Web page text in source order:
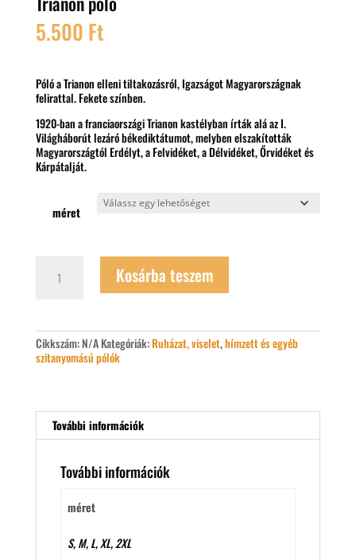
5.500 Ft
Póló a Trianon elleni tiltakozásról, Igazságot Magyarországnak
felirattal. Fekete színben.
1920-ban a franciaországi Trianon kastélyban írták alá az I.
Világháborút lezáró békediktátumot, melyben elszakították
Magyarországtól Erdélyt, a Felvidéket, a Délvidéket, Őrvidéket és
Kárpátalját.
méret
Kosárba teszem
Cikkszám:N/A Kategóriák:Ruházat, viselet,hímzett és egyéb
szitanyomású pólók
További információk
További információk
méret
S, M, L, XL, 2XL